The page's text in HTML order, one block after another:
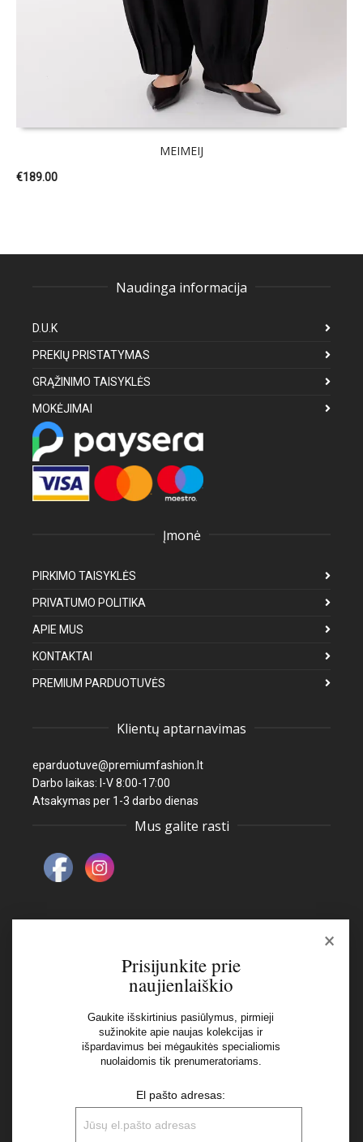
MEIMEIJ
€189.00
Naudinga informacija
D.U.K
PREKIŲ PRISTATYMAS
GRĄŽINIMO TAISYKLĖS
MOKĖJIMAI
Įmonė
PIRKIMO TAISYKLĖS
PRIVATUMO POLITIKA
APIE MUS
KONTAKTAI
PREMIUM PARDUOTUVĖS
Klientų aptarnavimas
eparduotuve@premiumfashion.lt
Darbo laikas: I-V 8:00-17:00
Atsakymas per 1-3 darbo dienas
Mus galite rasti
Naujienlaiškis
Aš perskaičiau ir sutinku su Privatumo Politikos
×
Prisijunkite prie
naujienlaiškio
Gaukite išskirtinius pasiūlymus, pirmieji
sužinokite apie naujas kolekcijas ir
išpardavimus bei mėgaukitės specialiomis
nuolaidomis tik prenumeratoriams.
El pašto adresas: